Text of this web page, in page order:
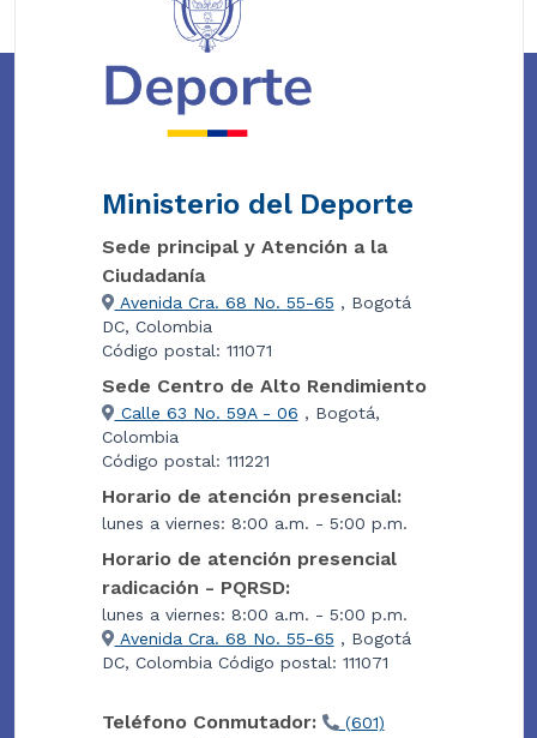
Ministerio del Deporte
Sede principal y Atención a la
Ciudadanía
Avenida Cra. 68 No. 55-65 , Bogotá
DC, Colombia
Código postal: 111071
Sede Centro de Alto Rendimiento
Calle 63 No. 59A - 06 , Bogotá,
Colombia
Código postal: 111221
Horario de atención presencial:
lunes a viernes: 8:00 a.m. - 5:00 p.m.
Horario de atención presencial
radicación - PQRSD:
lunes a viernes: 8:00 a.m. - 5:00 p.m.
Avenida Cra. 68 No. 55-65 , Bogotá
DC, Colombia Código postal: 111071
Teléfono Conmutador:
(601)